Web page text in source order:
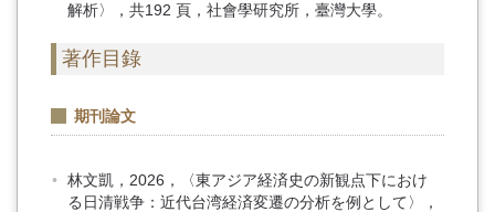
解析〉，共192 頁，社會學研究所，臺灣大學。
著作目錄
期刊論文
林文凱，2026，〈東アジア経済史の新観点下におけ
る日清戦争：近代台湾経済変遷の分析を例として〉，